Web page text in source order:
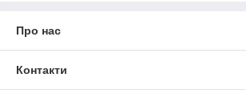
Про нас
Контакти